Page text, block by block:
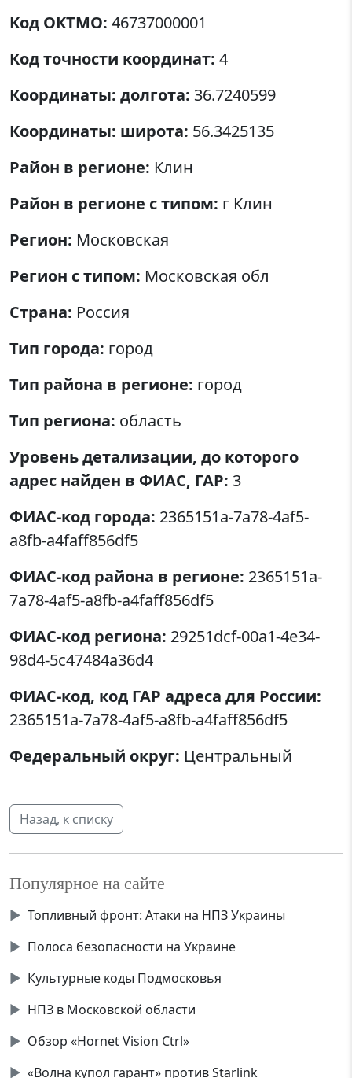
Код ОКТМО: 46737000001
Код точности координат: 4
Координаты: долгота: 36.7240599
Координаты: широта: 56.3425135
Район в регионе: Клин
Район в регионе с типом: г Клин
Регион: Московская
Регион с типом: Московская обл
Страна: Россия
Тип города: город
Тип района в регионе: город
Тип региона: область
Уровень детализации, до которого
адрес найден в ФИАС, ГАР: 3
ФИАС-код города: 2365151a-7a78-4af5-
a8fb-a4faff856df5
ФИАС-код района в регионе: 2365151a-
7a78-4af5-a8fb-a4faff856df5
ФИАС-код региона: 29251dcf-00a1-4e34-
98d4-5c47484a36d4
ФИАС-код, код ГАР адреса для России:
2365151a-7a78-4af5-a8fb-a4faff856df5
Федеральный округ: Центральный
Назад, к списку
Популярное на сайте
▶ Топливный фронт: Атаки на НПЗ Украины
▶ Полоса безопасности на Украине
▶ Культурные коды Подмосковья
▶ НПЗ в Московской области
▶ Обзор «Hornet Vision Ctrl»
▶ «Волна купол гарант» против Starlink